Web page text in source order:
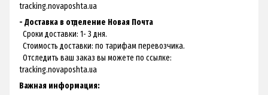
tracking.novaposhta.ua
- Доставка в отделение Новая Почта
Сроки доставки: 1- 3 дня.
Стоимость доставки: по тарифам перевозчика.
Отследить ваш заказ вы можете по ссылке:
tracking.novaposhta.ua
Важная информация: